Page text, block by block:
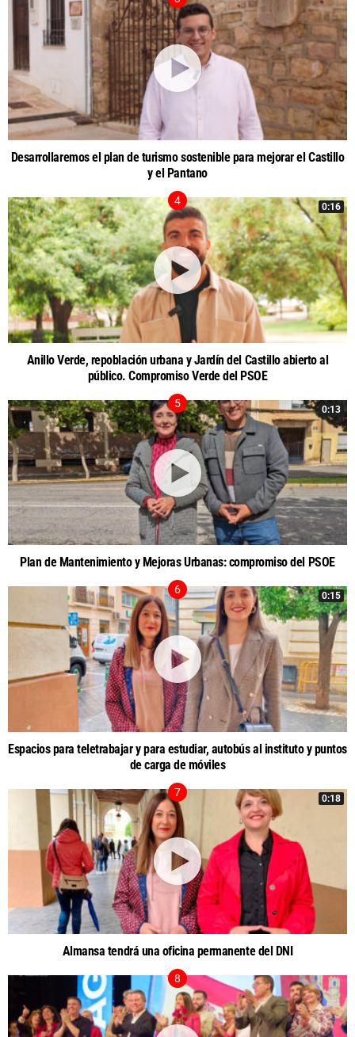
Desarrollaremos el plan de turismo sostenible para mejorar el Castillo
y el Pantano
0:16
Anillo Verde, repoblación urbana y Jardín del Castillo abierto al
público. Compromiso Verde del PSOE
0:13
Plan de Mantenimiento y Mejoras Urbanas: compromiso del PSOE
0:15
Espacios para teletrabajar y para estudiar, autobús al instituto y puntos
de carga de móviles
0:18
Almansa tendrá una oficina permanente del DNI